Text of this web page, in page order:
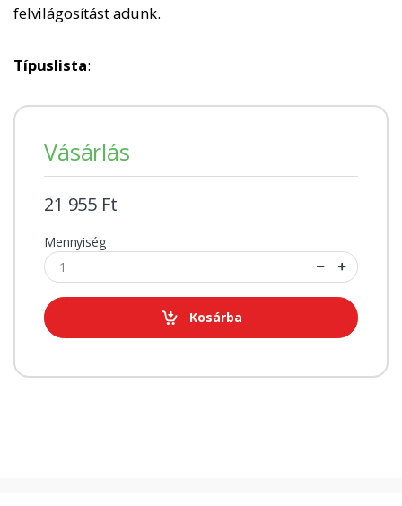
felvilágosítást adunk.
Típuslista:
Vásárlás
21 955 Ft
Mennyiség
Kosárba